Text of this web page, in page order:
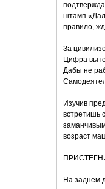
штамп
правило,
За
Цифра
Дабы не
Изучив
встретишь
возраст
На заднем